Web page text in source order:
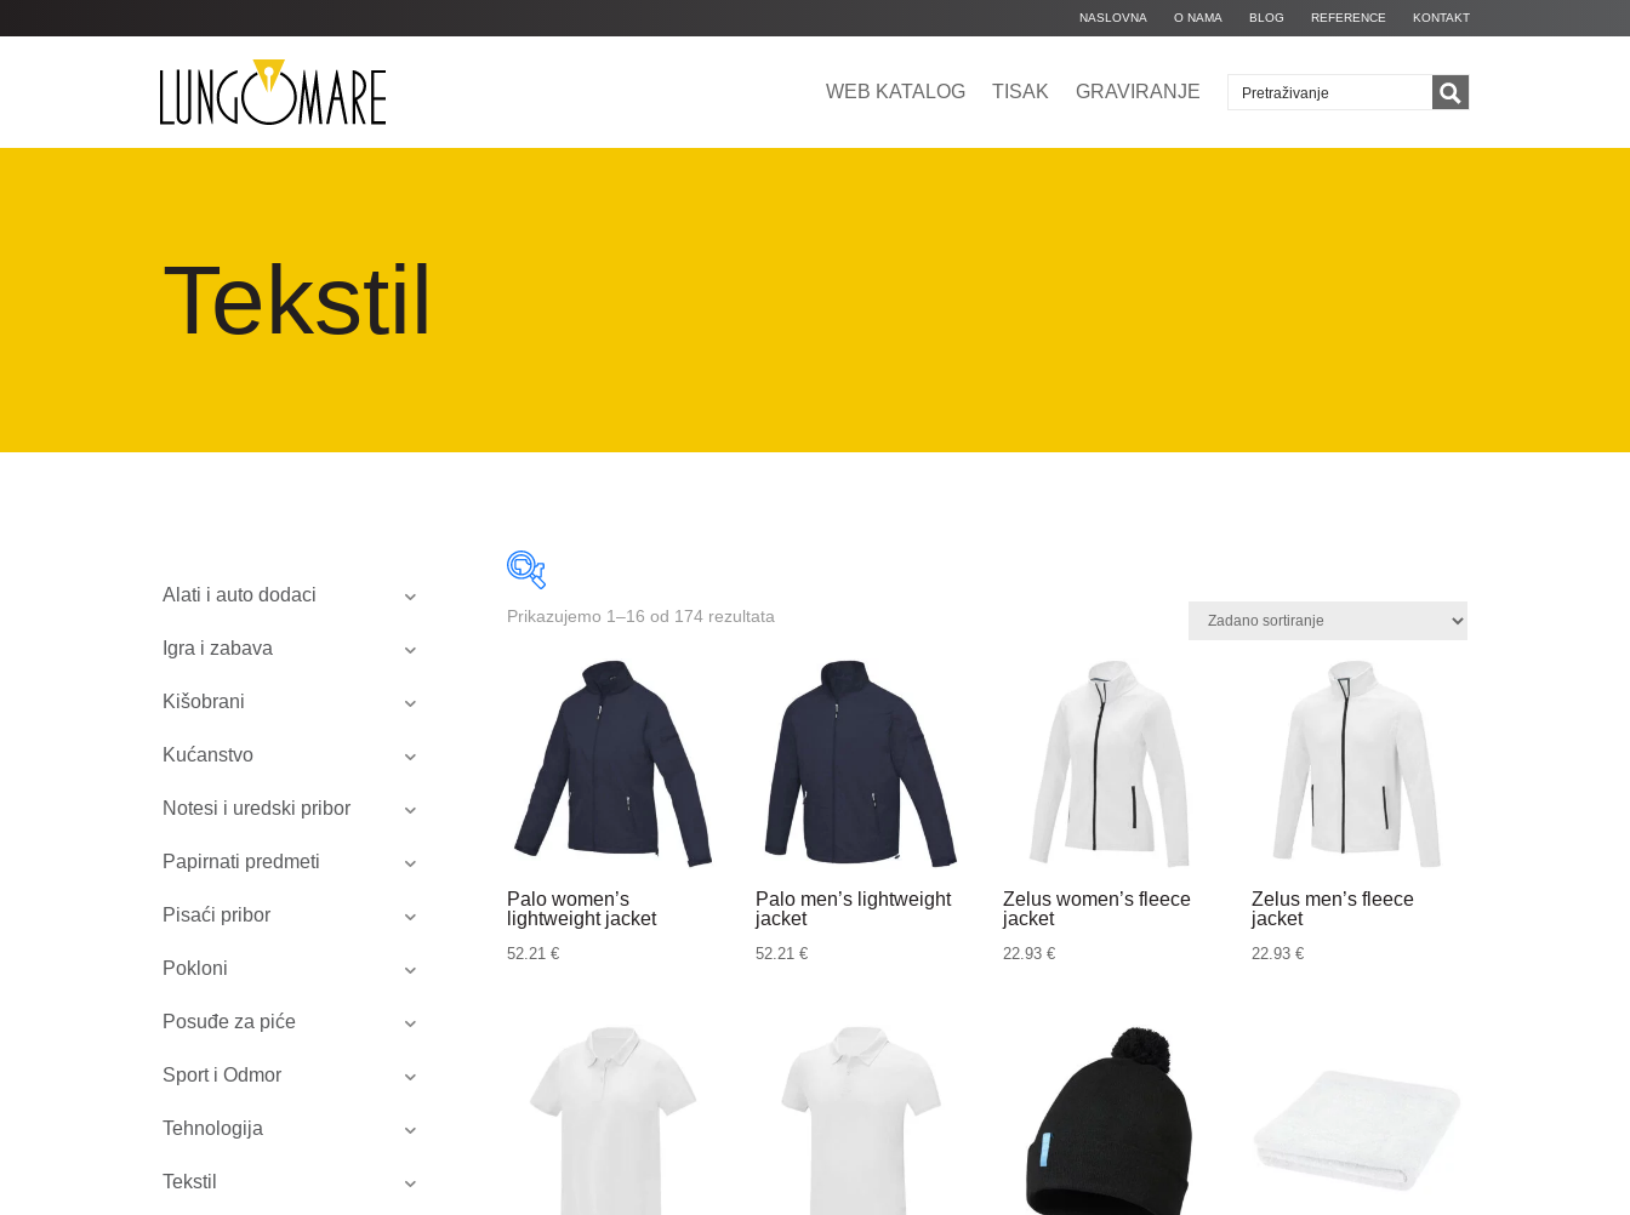
NASLOVNA O NAMA BLOG REFERENCE KONTAKT
WEB KATALOG TISAK GRAVIRANJE
Tekstil
Alati i auto dodaci
Igra i zabava
Kišobrani
Kućanstvo
Notesi i uredski pribor
Papirnati predmeti
Pisaći pribor
Pokloni
Posuđe za piće
Sport i Odmor
Tehnologija
Tekstil
Prikazujemo 1–16 od 174 rezultata
Palo women’s
lightweight jacket
52.21 €
Palo men’s lightweight
jacket
52.21 €
Zelus women’s fleece
jacket
22.93€
Zelus men’s fleece
jacket
22.93 €